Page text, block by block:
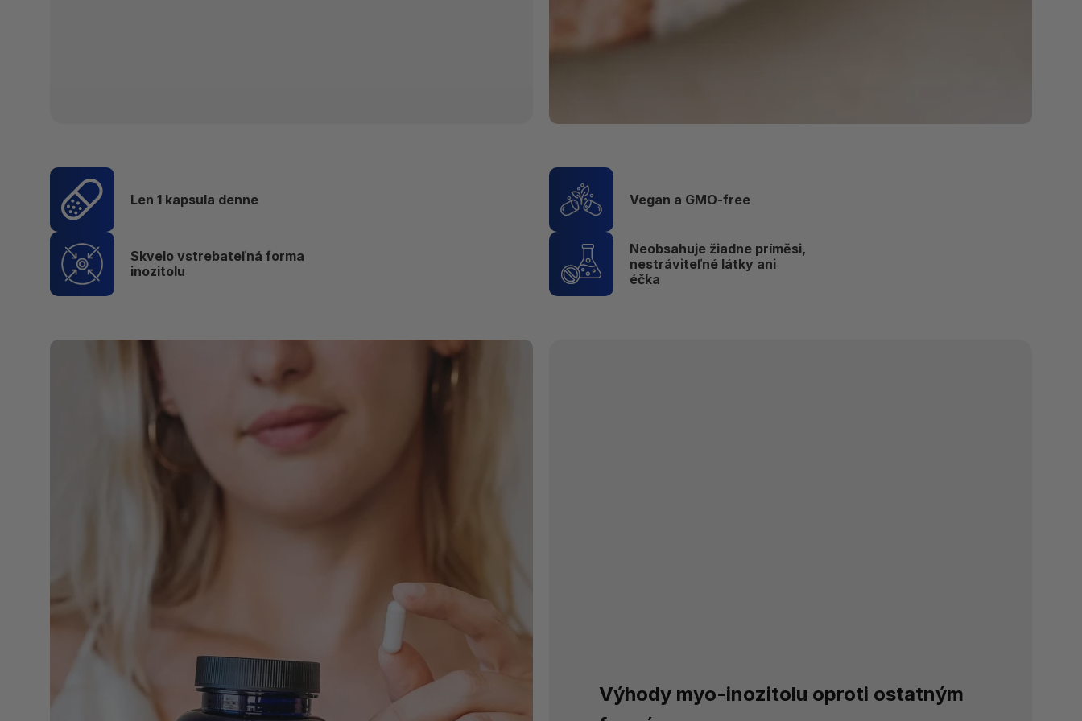
Len 1 kapsula denne Vegan a GMO-free
Skvelo vstrebateľná forma
inozitolu
Neobsahuje žiadne príměsi,
nestráviteľné látky ani
éčka
Výhody myo-inozitolu oproti ostatným